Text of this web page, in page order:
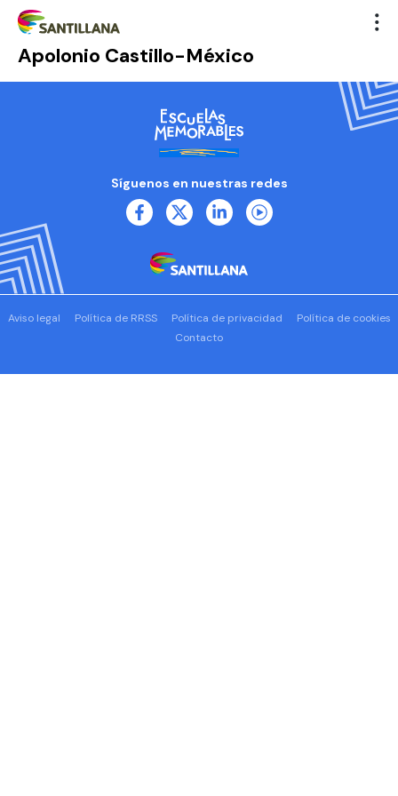
Apolonio Castillo-México
Síguenos en nuestras redes
Aviso legal Política de RRSS Política de privacidad
Política de cookies
Contacto